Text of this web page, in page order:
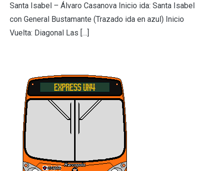
Santa Isabel – Álvaro Casanova Inicio ida: Santa Isabel
con General Bustamante (Trazado ida en azul) Inicio
Vuelta: Diagonal Las […]